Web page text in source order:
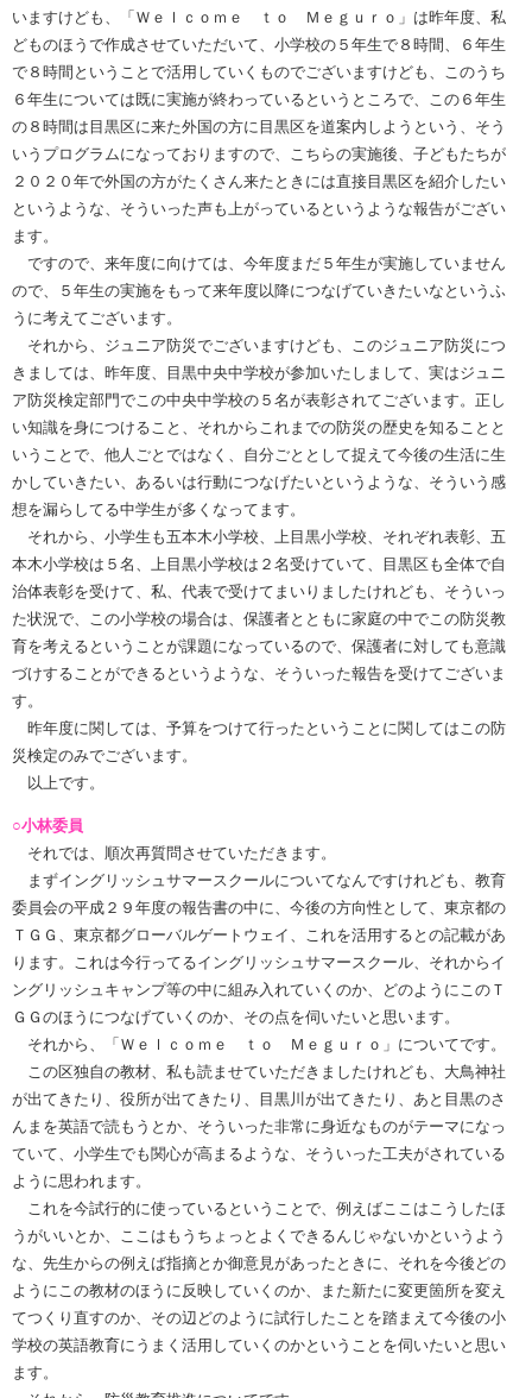
いますけども、「Ｗｅｌｃｏｍｅ ｔｏ Ｍｅｇｕｒｏ」は昨年度、私
どものほうで作成させていただいて、小学校の５年生で８時間、６年生
で８時間ということで活用していくものでございますけども、このうち
６年生については既に実施が終わっているというところで、この６年生
の８時間は目黒区に来た外国の方に目黒区を道案内しようという、そう
いうプログラムになっておりますので、こちらの実施後、子どもたちが
２０２０年で外国の方がたくさん来たときには直接目黒区を紹介したい
というような、そういった声も上がっているというような報告がござい
ます。
ですので、来年度に向けては、今年度まだ５年生が実施していません
ので、５年生の実施をもって来年度以降につなげていきたいなというふ
うに考えてございます。
それから、ジュニア防災でございますけども、このジュニア防災につ
きましては、昨年度、目黒中央中学校が参加いたしまして、実はジュニ
ア防災検定部門でこの中央中学校の５名が表彰されてございます。正し
い知識を身につけること、それからこれまでの防災の歴史を知ることと
いうことで、他人ごとではなく、自分ごととして捉えて今後の生活に生
かしていきたい、あるいは行動につなげたいというような、そういう感
想を漏らしてる中学生が多くなってます。
それから、小学生も五本木小学校、上目黒小学校、それぞれ表彰、五
本木小学校は５名、上目黒小学校は２名受けていて、目黒区も全体で自
治体表彰を受けて、私、代表で受けてまいりましたけれども、そういっ
た状況で、この小学校の場合は、保護者とともに家庭の中でこの防災教
育を考えるということが課題になっているので、保護者に対しても意識
づけすることができるというような、そういった報告を受けてございま
す。
昨年度に関しては、予算をつけて行ったということに関してはこの防
災検定のみでございます。
以上です。
○小林委員
それでは、順次再質問させていただきます。
まずイングリッシュサマースクールについてなんですけれども、教育
委員会の平成２９年度の報告書の中に、今後の方向性として、東京都の
ＴＧＧ、東京都グローバルゲートウェイ、これを活用するとの記載があ
ります。これは今行ってるイングリッシュサマースクール、それからイ
ングリッシュキャンプ等の中に組み入れていくのか、どのようにこのＴ
ＧＧのほうにつなげていくのか、その点を伺いたいと思います。
それから、「Ｗｅｌｃｏｍｅ ｔｏ Ｍｅｇｕｒｏ」についてです。
この区独自の教材、私も読ませていただきましたけれども、大鳥神社
が出てきたり、役所が出てきたり、目黒川が出てきたり、あと目黒のさ
んまを英語で読もうとか、そういった非常に身近なものがテーマになっ
ていて、小学生でも関心が高まるような、そういった工夫がされている
ように思われます。
これを今試行的に使っているということで、例えばここはこうしたほ
うがいいとか、ここはもうちょっとよくできるんじゃないかというよう
な、先生からの例えば指摘とか御意見があったときに、それを今後どの
ようにこの教材のほうに反映していくのか、また新たに変更箇所を変え
てつくり直すのか、その辺どのように試行したことを踏まえて今後の小
学校の英語教育にうまく活用していくのかということを伺いたいと思い
ます。